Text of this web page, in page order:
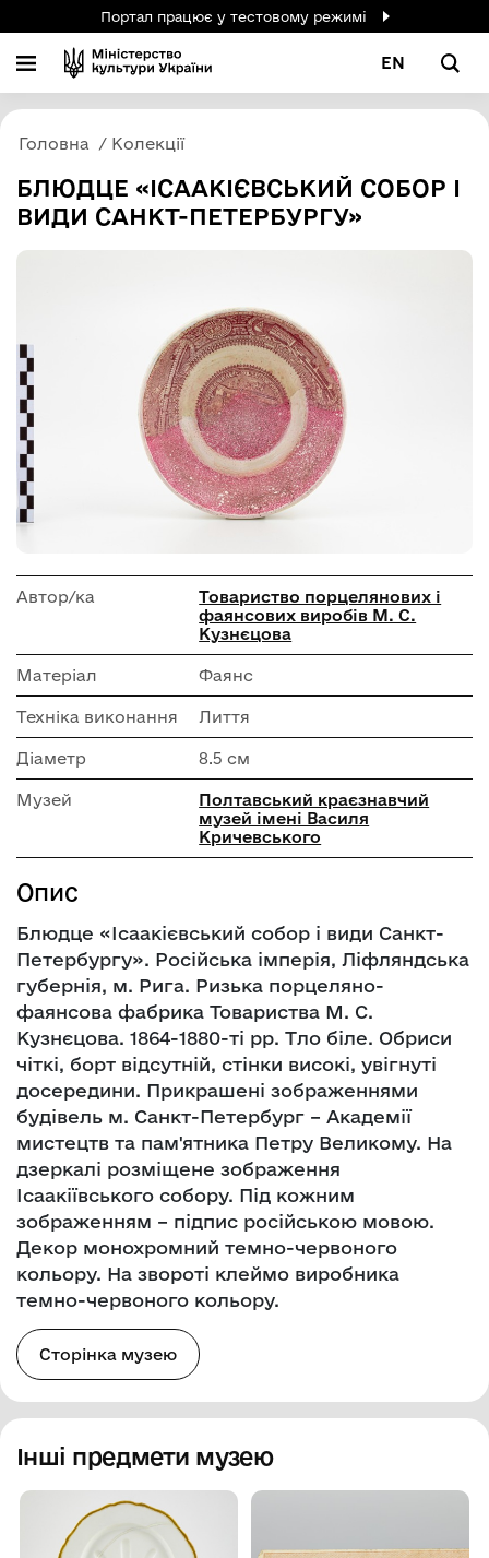
Портал працює у тестовому режимі
EN
Головна Колекції
БЛЮДЦЕ «ІСААКІЄВСЬКИЙ СОБОР І
ВИДИ САНКТ-ПЕТЕРБУРГУ»
Автор/ка
Товариство порцелянових і
фаянсових виробів М. С.
Кузнєцова
Матеріал Фаянс
Техніка виконання Лиття
Діаметр 8.5 см
Музей
Полтавський краєзнавчий
музей імені Василя
Кричевського
Опис
Блюдце «Ісаакієвський собор і види Санкт-
Петербургу». Російська імперія, Ліфляндська
губернія, м. Рига. Ризька порцеляно-
фаянсова фабрика Товариства М. С.
Кузнєцова. 1864-1880-ті рр. Тло біле. Обриси
чіткі, борт відсутній, стінки високі, увігнуті
досередини. Прикрашені зображеннями
будівель м. Санкт-Петербург – Академії
мистецтв та пам'ятника Петру Великому. На
дзеркалі розміщене зображення
Ісаакіївського собору. Під кожним
зображенням – підпис російською мовою.
Декор монохромний темно-червоного
кольору. На звороті клеймо виробника
темно-червоного кольору.
Сторінка музею
Інші предмети музею